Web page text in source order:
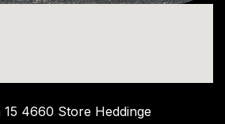
4660 Store Heddinge